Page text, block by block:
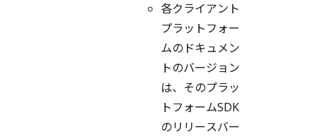
各クライアント
プラットフォー
ムのドキュメン
トのバージョン
は、そのプラッ
トフォームSDK
のリリースバー